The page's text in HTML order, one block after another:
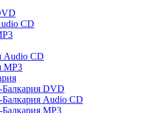
CD
Audio CD
MP3
DVD
Audio CD
MP3